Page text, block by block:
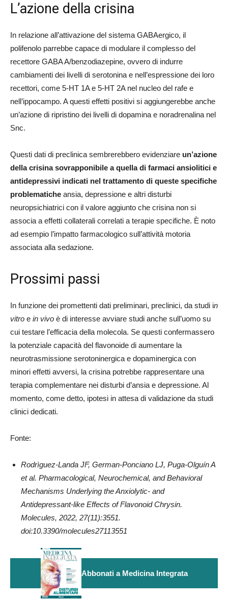
L’azione della crisina
In relazione all’attivazione del sistema GABAergico, il
polifenolo parrebbe capace di modulare il complesso del
recettore GABA A/benzodiazepine, ovvero di indurre
cambiamenti dei livelli di serotonina e nell’espressione dei loro
recettori, come 5-HT 1A e 5-HT 2A nel nucleo del rafe e
nell’ippocampo. A questi effetti positivi si aggiungerebbe anche
un’azione di ripristino dei livelli di dopamina e noradrenalina nel
Snc.
Questi dati di preclinica sembrerebbero evidenziare un’azione
della crisina sovrapponibile a quella di farmaci ansiolitici e
antidepressivi indicati nel trattamento di queste specifiche
problematiche ansia, depressione e altri disturbi
neuropsichiatrici con il valore aggiunto che crisina non si
associa a effetti collaterali correlati a terapie specifiche. È noto
ad esempio l’impatto farmacologico sull’attività motoria
associata alla sedazione.
Prossimi passi
In funzione dei promettenti dati preliminari, preclinici, da studi in
vitro e in vivo è di interesse avviare studi anche sull’uomo su
cui testare l’efficacia della molecola. Se questi confermassero
la potenziale capacità del flavonoide di aumentare la
neurotrasmissione serotoninergica e dopaminergica con
minori effetti avversi, la crisina potrebbe rappresentare una
terapia complementare nei disturbi d’ansia e depressione. Al
momento, come detto, ipotesi in attesa di validazione da studi
clinici dedicati.
Fonte:
Rodrìguez-Landa JF, German-Ponciano LJ, Puga-Olguín A
et al. Pharmacological, Neurochemical, and Behavioral
Mechanisms Underlying the Anxiolytic- and
Antidepressant-like Effects of Flavonoid Chrysin.
Molecules, 2022, 27(11):3551.
doi:10.3390/molecules27113551
Abbonati a Medicina Integrata